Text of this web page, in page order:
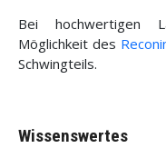
Bei hochwertigen
Möglichkeit des
Schwingteils.
Wissenswertes